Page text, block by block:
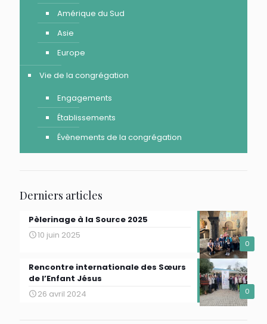
Amérique du Sud
Asie
Europe
Vie de la congrégation
Engagements
Établissements
Évènements de la congrégation
Derniers articles
0
Pèlerinage à la Source 2025
10 juin 2025
0
Rencontre internationale des Sœurs
de l’Enfant Jésus
26 avril 2024